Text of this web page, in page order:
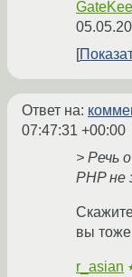
Ответ на:
07:47:31 +00:00
> Речь
PHP не
вы
r_asian